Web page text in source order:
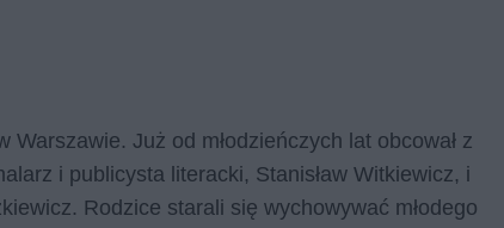
Warszawie. Już od młodzieńczych lat obcował z
i publicysta literacki, Stanisław Witkiewicz, i
Rodzice starali się wychowywać młodego